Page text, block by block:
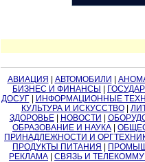
АВИАЦИЯ | АВТОМОБИЛИ |
БИЗНЕС И ФИНАНСЫ |
ДОСУГ| ИНФОРМАЦИОННЫЕ
КУЛЬТУРА И ИСКУССТВО|
ЗДОРОВЬЕ| НОВОСТИ |
ОБРАЗОВАНИЕ И НАУКА |
ПРИНАДЛЕЖНОСТИ И
ПРОДУКТЫ ПИТАНИЯ |
РЕКЛАМА | СВЯЗЬ И